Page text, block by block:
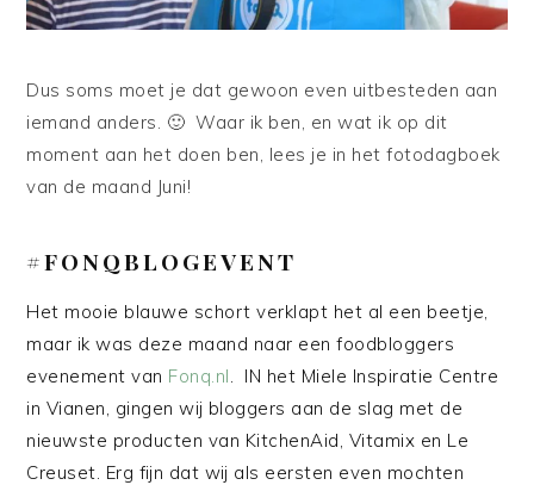
Dus soms moet je dat gewoon even uitbesteden aan
iemand anders. 🙂 Waar ik ben, en wat ik op dit
moment aan het doen ben, lees je in het fotodagboek
van de maand Juni!
#FONQBLOGEVENT
Het mooie blauwe schort verklapt het al een beetje,
maar ik was deze maand naar een foodbloggers
evenement van Fonq.nl. IN het Miele Inspiratie Centre
in Vianen, gingen wij bloggers aan de slag met de
nieuwste producten van KitchenAid, Vitamix en Le
Creuset. Erg fijn dat wij als eersten even mochten